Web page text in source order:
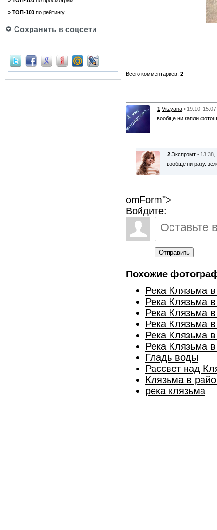
» ТОП-100 по рейтингу
Сохранить в соцсети
Всего комментариев: 2
1 Vitayana • 19:10,
вообще ни капли
2 Экспромт • 13:38,
вообще ни разу.
omForm">
Войдите:
Отправить
Похожие
Река Клязьма
Река Клязьма
Река Клязьма
Река Клязьма
Река Клязьма
Река Клязьма
Гладь воды
Рассвет над
Клязьма в
река клязьма